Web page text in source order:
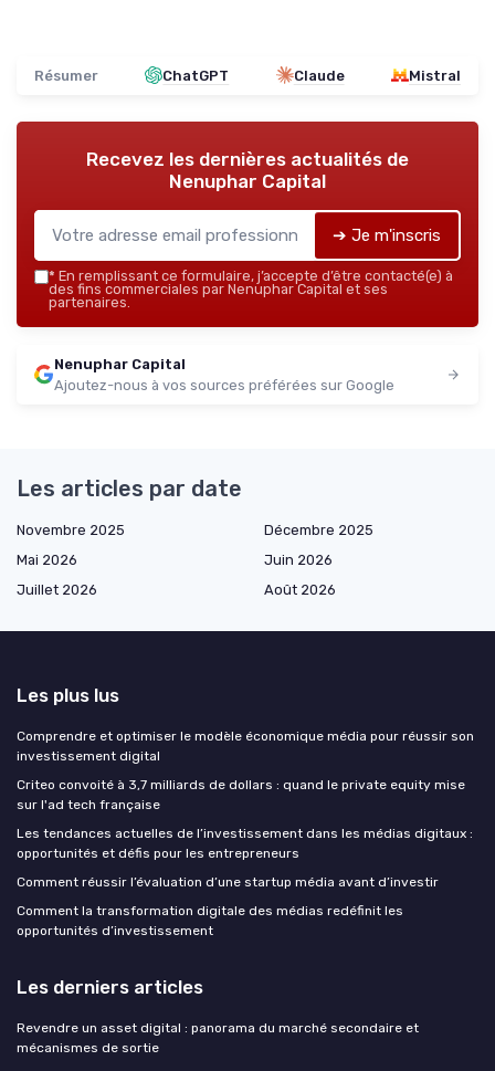
Résumer ChatGPT Claude Mistral
Recevez les dernières actualités de
Nenuphar Capital
➔ Je m'inscris
* En remplissant ce formulaire, j’accepte d’être contacté(e) à
des fins commerciales par Nenuphar Capital et ses
partenaires.
Nenuphar Capital
Ajoutez-nous à vos sources préférées sur Google
Les articles par date
Novembre 2025
Décembre 2025
Mai 2026
Juin 2026
Juillet 2026
Août 2026
Les plus lus
Comprendre et optimiser le modèle économique média pour réussir son
investissement digital
Criteo convoité à 3,7 milliards de dollars : quand le private equity mise
sur l'ad tech française
Les tendances actuelles de l’investissement dans les médias digitaux :
opportunités et défis pour les entrepreneurs
Comment réussir l’évaluation d’une startup média avant d’investir
Comment la transformation digitale des médias redéfinit les
opportunités d’investissement
Les derniers articles
Revendre un asset digital : panorama du marché secondaire et
mécanismes de sortie